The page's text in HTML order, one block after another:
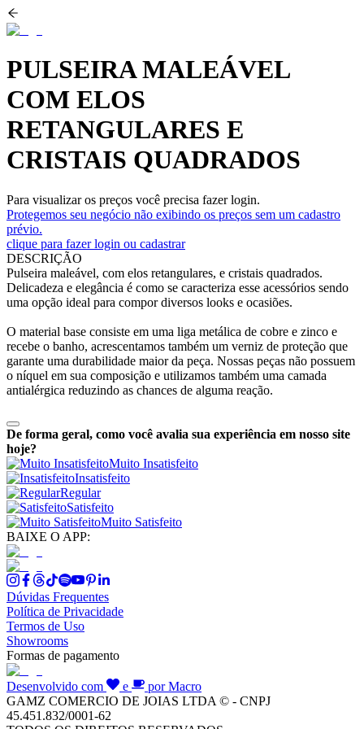
PULSEIRA MALEÁVEL
COM ELOS
RETANGULARES E
CRISTAIS QUADRADOS
Para visualizar os preços você precisa fazer login.
Protegemos seu negócio não exibindo os preços sem um cadastro
prévio.
clique para fazer login ou cadastrar
DESCRIÇÃO
Pulseira maleável, com elos retangulares, e cristais quadrados.
Delicadeza e elegância é como se caracteriza esse acessórios sendo
uma opção ideal para compor diversos looks e ocasiões.
O material base consiste em uma liga metálica de cobre e zinco e
recebe o banho, acrescentamos também um verniz de proteção que
garante uma durabilidade maior da peça. Nossas peças não possuem
o níquel em sua composição e utilizamos também uma camada
antialérgica reduzindo as chances de alguma reação.
De forma geral, como você avalia sua experiência em nosso site
hoje?
Muito Insatisfeito
Insatisfeito
Regular
Satisfeito
Muito Satisfeito
BAIXE O APP:
Dúvidas Frequentes
Política de Privacidade
Termos de Uso
Showrooms
Formas de pagamento
Desenvolvido com e
por Macro
GAMZ COMERCIO DE JOIAS LTDA © - CNPJ
45.451.832/0001-62